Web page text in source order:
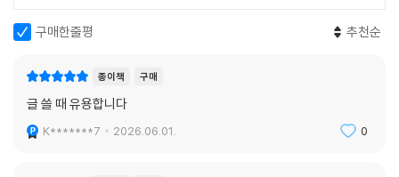
구매한줄평 추천순
종이책 구매
글 쓸 때 유용합니다
K*******7 2026.06.01. 0